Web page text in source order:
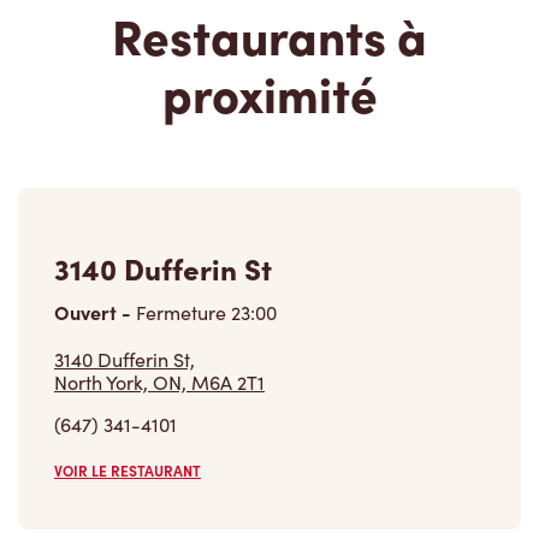
Restaurants à
proximité
3140 Dufferin St
Ouvert - Fermeture23:00
3140 Dufferin St,
North York, ON, M6A 2T1
(647) 341-4101
VOIR LE RESTAURANT